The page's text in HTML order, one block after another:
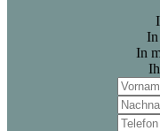
In
In